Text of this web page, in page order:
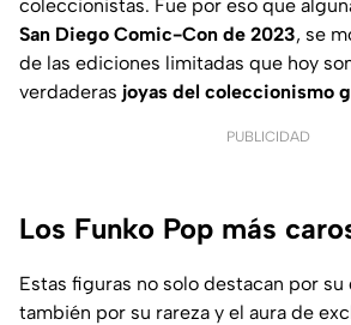
coleccionistas. Fue por eso que
San Diego Comic-Con de 2023, se
de las ediciones limitadas que hoy
verdaderas joyas del coleccionismo
PUBLICIDAD
Los Funko Pop más
Estas figuras no solo destacan por su
también por su rareza y el aura de